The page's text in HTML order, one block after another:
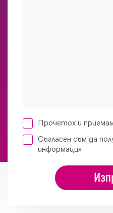
Прочетох и
Съгласен съм да
информация